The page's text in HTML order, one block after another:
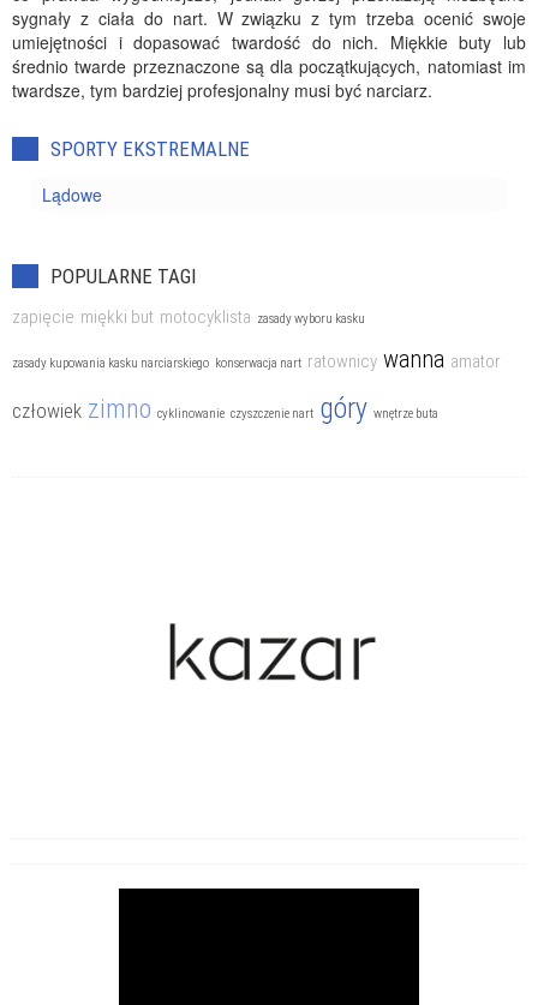
sygnały z ciała do nart. W związku z tym trzeba ocenić swoje
umiejętności i dopasować twardość do nich. Miękkie buty lub
średnio twarde przeznaczone są dla początkujących, natomiast im
twardsze, tym bardziej profesjonalny musi być narciarz.
SPORTY EKSTREMALNE
Lądowe
POPULARNE TAGI
zapięcie miękki but motocyklista zasady wyboru kasku
zasady kupowania kasku narciarskiego konserwacja nart ratownicy wanna amator
człowiek zimno cyklinowanie czyszczenie nart góry wnętrze buta